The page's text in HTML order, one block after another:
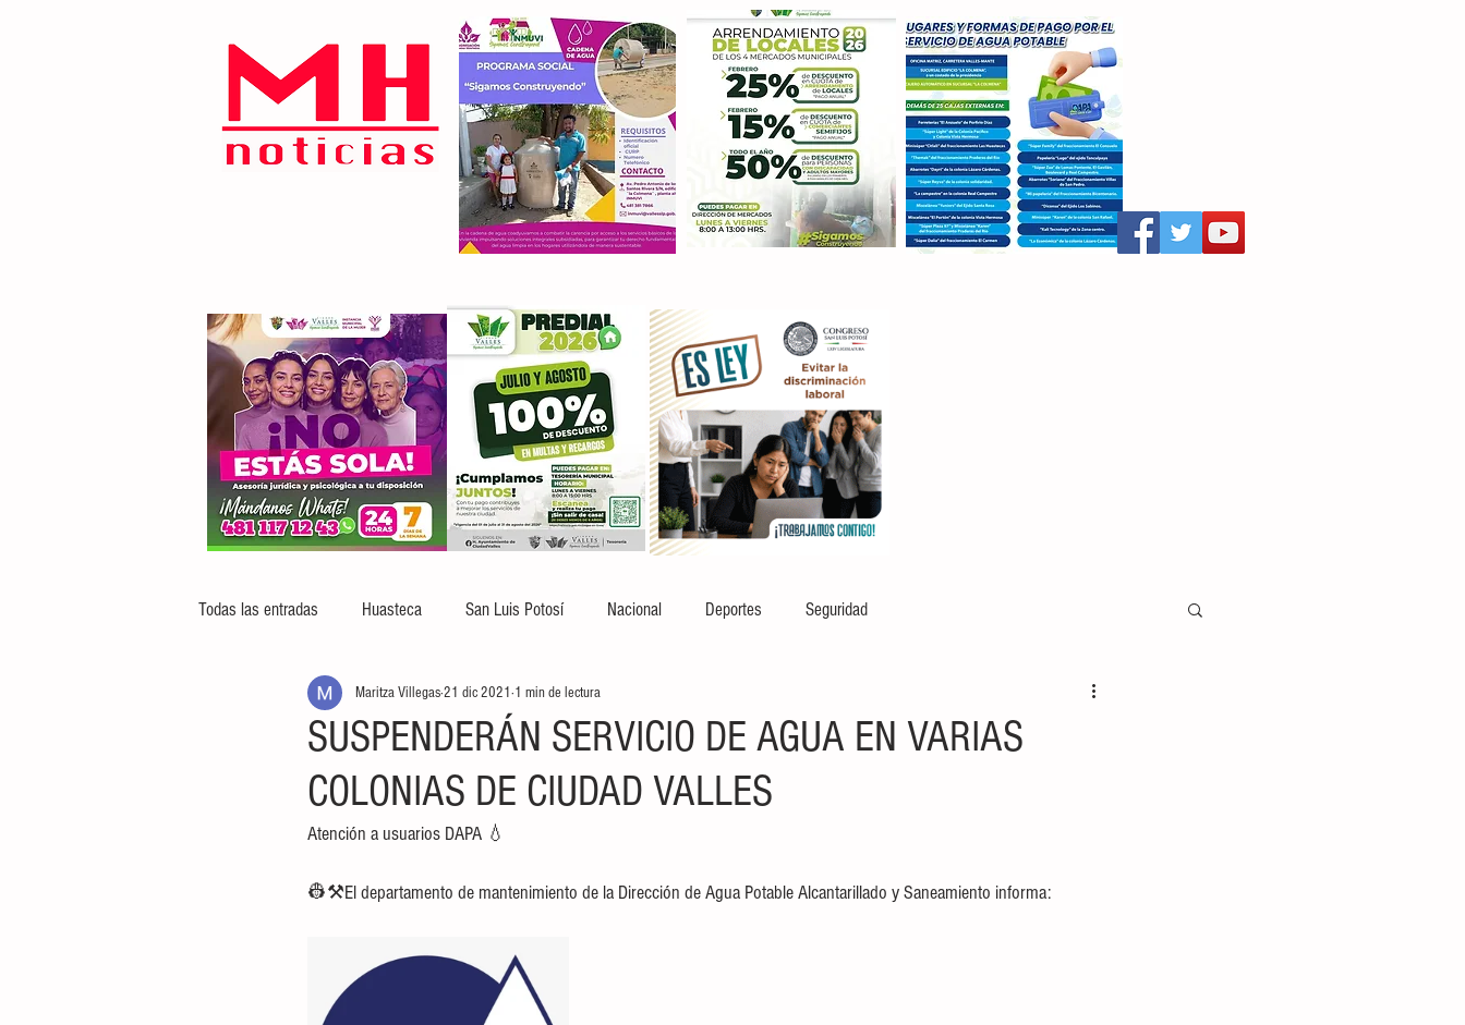
Todas las entradas Huasteca San Luis Potosí Nacional Deportes Seguridad
SUSPENDERÁN SERVICIO DE AGUA EN VARIAS
COLONIAS DE CIUDAD VALLES
Maritza Villegas21 dic 2021 1 min de lectura
Atención a usuarios DAPA 💧
👷⚒El departamento de mantenimiento de la Dirección de Agua Potable Alcantarillado y Saneamiento informa: